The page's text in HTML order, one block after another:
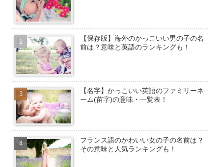
【保存版】海外のかっこいい男の子の名
前は？意味と英語のランキングも！
【名字】かっこいい英語のファミリーネ
ーム(苗字)の意味・一覧表！
フランス語のかわいい女の子の名前は？
その意味と人気ランキングも！